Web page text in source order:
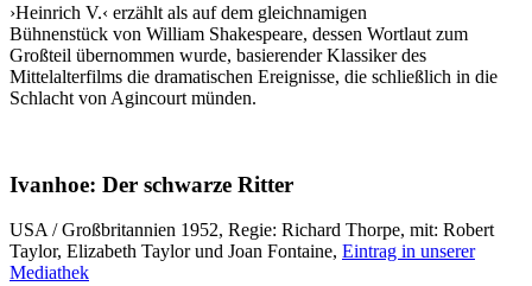
›Heinrich V.‹ erzählt als auf dem gleichnamigen
Bühnenstück von William Shakespeare, dessen Wortlaut zum
Großteil übernommen wurde, basierender Klassiker des
Mittelalterfilms die dramatischen Ereignisse, die schließlich in die
Schlacht von Agincourt münden.
Ivanhoe: Der schwarze Ritter
USA / Großbritannien 1952, Regie: Richard Thorpe, mit: Robert
Taylor, Elizabeth Taylor und Joan Fontaine, Eintrag in unserer
Mediathek